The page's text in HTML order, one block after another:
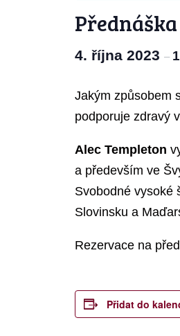
4. října 2023 –
Jakým způsobem
podporuje zdravý
Alec Templeton
a především ve
Svobodné vysoké
Slovinsku a
Rezervace na
Přidat do